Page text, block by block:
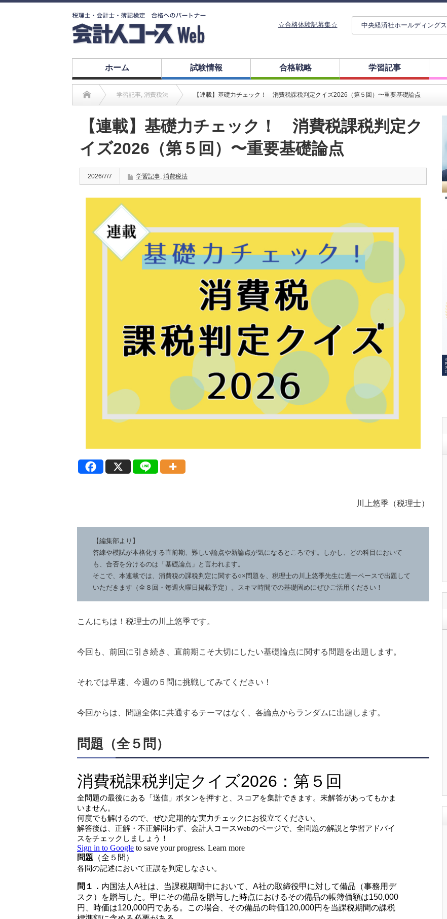
☆合格体験記募集☆ 中央経済社ホールディングス
ホーム 試験情報 合格戦略 学習記事
学習記事, 消費税法 【連載】基礎力チェック！ 消費税課税判定クイズ2026（第５回）〜重要基礎論点
【連載】基礎力チェック！ 消費税課税判定ク
イズ2026（第５回）〜重要基礎論点
2026/7/7 学習記事, 消費税法
川上悠季（税理士）
【編集部より】
答練や模試が本格化する直前期、難しい論点や新論点が気になるところです。しかし、どの科目において
も、合否を分けるのは「基礎論点」と言われます。
そこで、本連載では、消費税の課税判定に関する○×問題を、税理士の川上悠季先生に週一ペースで出題して
いただきます（全８回・毎週火曜日掲載予定）。スキマ時間での基礎固めにぜひご活用ください！
こんにちは！税理士の川上悠季です。
今回も、前回に引き続き、直前期こそ大切にしたい基礎論点に関する問題を出題します。
それでは早速、今週の５問に挑戦してみてください！
今回からは、問題全体に共通するテーマはなく、各論点からランダムに出題します。
問題（全５問）